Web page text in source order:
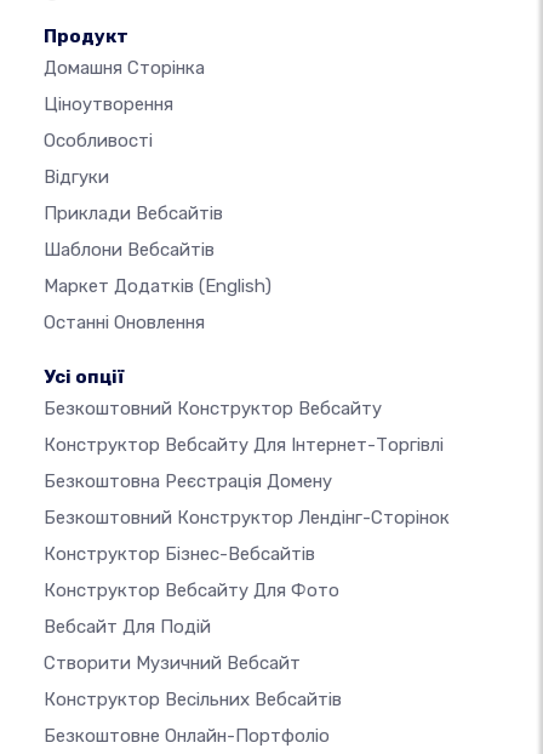
Продукт
Домашня Сторінка
Ціноутворення
Особливості
Відгуки
Приклади Вебсайтів
Шаблони Вебсайтів
Маркет Додатків (English)
Останні Оновлення
Усі опції
Безкоштовний Конструктор Вебсайту
Конструктор Вебсайту Для Інтернет-Торгівлі
Безкоштовна Реєстрація Домену
Безкоштовний Конструктор Лендінг-Сторінок
Конструктор Бізнес-Вебсайтів
Конструктор Вебсайту Для Фото
Вебсайт Для Подій
Створити Музичний Вебсайт
Конструктор Весільних Вебсайтів
Безкоштовне Онлайн-Портфоліо